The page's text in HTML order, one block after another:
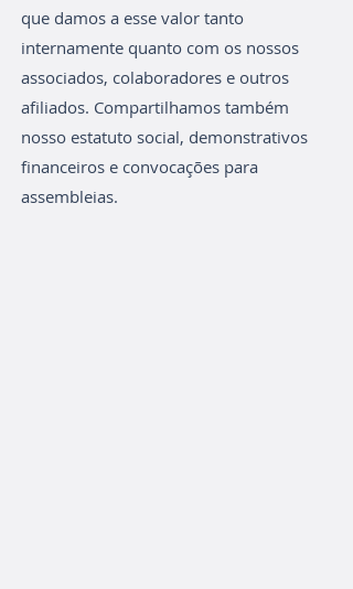
que damos a esse valor tanto
internamente quanto com os nossos
associados, colaboradores e outros
afiliados. Compartilhamos também
nosso estatuto social, demonstrativos
financeiros e convocações para
assembleias.